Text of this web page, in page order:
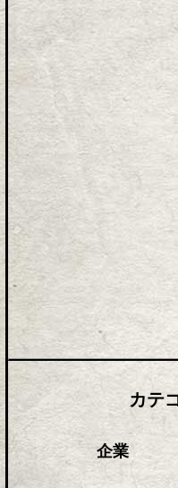
カテ
企業